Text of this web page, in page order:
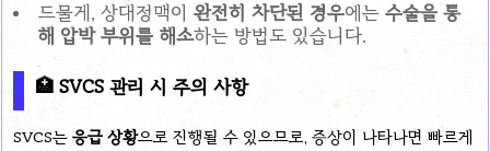
드물게, 상대정맥이 완전히 차단된 경우에는 수술을 통
해 압박 부위를 해소하는 방법도 있습니다.
🏥 SVCS 관리 시 주의 사항
SVCS는 응급 상황으로 진행될 수 있으므로, 증상이 나타나면 빠르게